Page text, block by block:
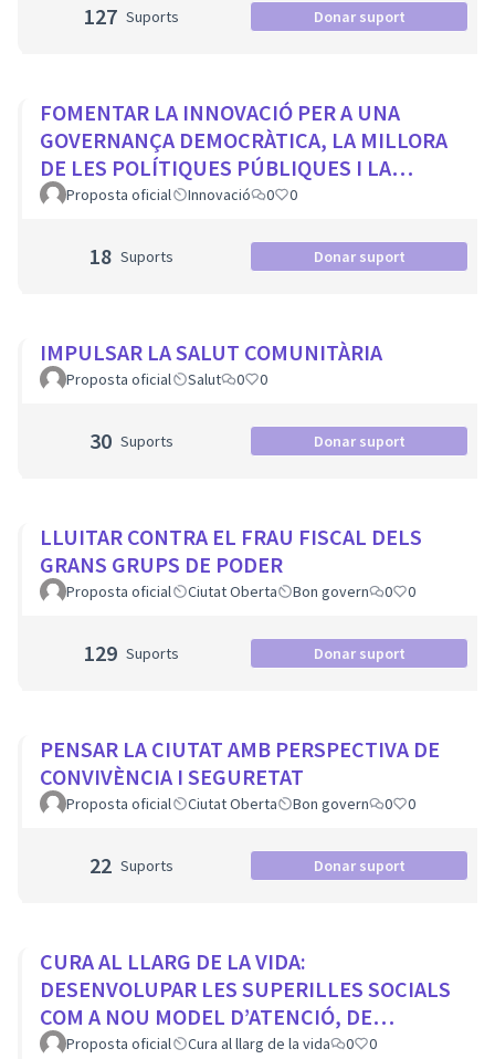
127 Suports Donar suport
FOMENTAR LA INNOVACIÓ PER A UNA
GOVERNANÇA DEMOCRÀTICA, LA MILLORA
DE LES POLÍTIQUES PÚBLIQUES I LA
TRANSFORMACIÓ SOCIAL
Proposta oficial Innovació 0 0
18 Suports Donar suport
IMPULSAR LA SALUT COMUNITÀRIA
Proposta oficial Salut 0 0
30 Suports Donar suport
LLUITAR CONTRA EL FRAU FISCAL DELS
GRANS GRUPS DE PODER
Proposta oficial Ciutat Oberta Bon govern 0 0
129 Suports Donar suport
PENSAR LA CIUTAT AMB PERSPECTIVA DE
CONVIVÈNCIA I SEGURETAT
Proposta oficial Ciutat Oberta Bon govern 0 0
22 Suports Donar suport
CURA AL LLARG DE LA VIDA:
DESENVOLUPAR LES SUPERILLES SOCIALS
COM A NOU MODEL D’ATENCIÓ, DE
PROXIMITAT I COMUNITARI.
Proposta oficial Cura al llarg de la vida 0 0